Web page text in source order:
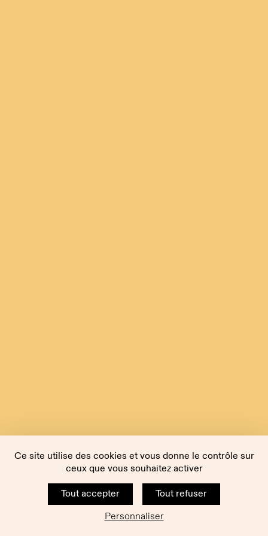
Ce site utilise des cookies et vous donne le contrôle sur
ceux que vous souhaitez activer
Tout accepter
Tout refuser
Personnaliser